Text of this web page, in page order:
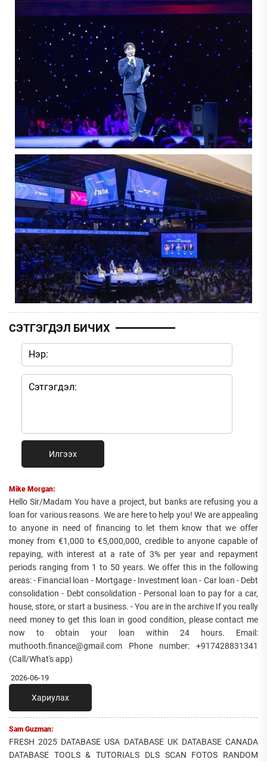
СЭТГЭГДЭЛ БИЧИХ
Илгээх
Mike Morgan:
Hello Sir/Madam You have a project, but banks are refusing you a
loan for various reasons. We are here to help you! We are appealing
to anyone in need of financing to let them know that we offer
money from €1,000 to €5,000,000, credible to anyone capable of
repaying, with interest at a rate of 3% per year and repayment
periods ranging from 1 to 50 years. We offer this in the following
areas: - Financial loan - Mortgage - Investment loan - Car loan - Debt
consolidation - Debt consolidation - Personal loan to pay for a car,
house, store, or start a business. - You are in the archive If you really
need money to get this loan in good condition, please contact me
now to obtain your loan within 24 hours. Email:
muthooth.finance@gmail.com Phone number: +917428831341
(Call/What's app)
2026-06-19
Хариулах
Sam Guzman:
FRESH 2025 DATABASE USA DATABASE UK DATABASE CANADA
DATABASE TOOLS & TUTORIALS DLS SCAN FOTOS RANDOM